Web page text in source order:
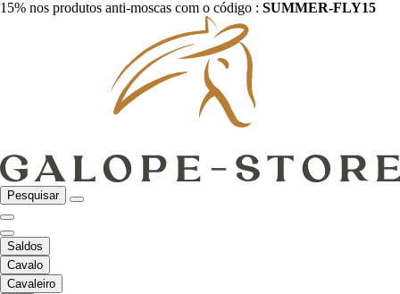
15% nos produtos anti-moscas com o código : SUMMER-FLY15
Pesquisar
Saldos
Cavalo
Cavaleiro